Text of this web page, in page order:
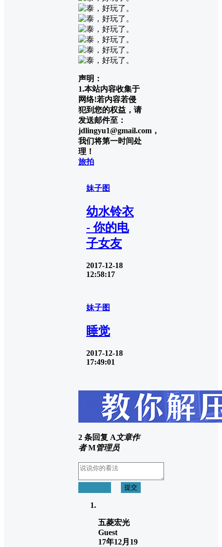
声明：
1.本站内容收集于
网络!若内容若侵
犯到您的权益，请
发送邮件至：
jdlingyu1@gmail.com，
我们将第一时间处
理！
旅拍
妹子图
幼水铃衣
- 你的电
子女友
2017-12-18
12:58:17
妹子图
睡觉
2017-12-18
17:49:01
2 条回复 A文章作
者 M管理员
提交
五菱宏光
Guest
17年12月19